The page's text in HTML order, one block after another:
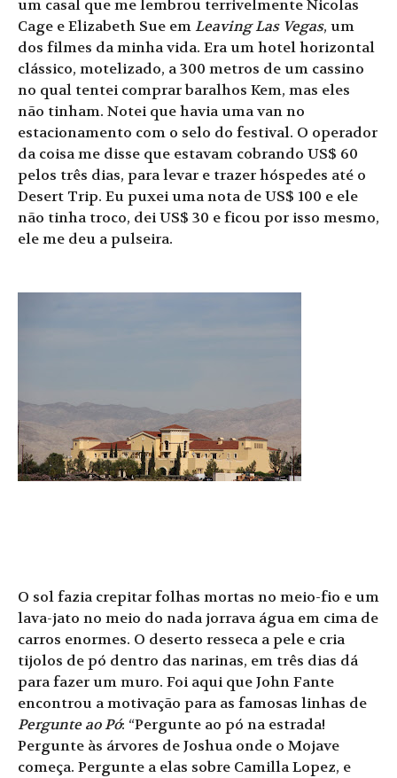
um casal que me lembrou terrivelmente Nicolas
Cage e Elizabeth Sue emLeaving Las Vegas, um
dos filmes da minha vida. Era um hotel horizontal
clássico, motelizado, a 300 metros de um cassino
no qual tentei comprar baralhos Kem, mas eles
não tinham. Notei que havia uma van no
estacionamento com o selo do festival. O operador
da coisa me disse que estavam cobrando US$ 60
pelos três dias, para levar e trazer hóspedes até o
Desert Trip. Eu puxei uma nota de US$ 100 e ele
não tinha troco, dei US$ 30 e ficou por isso mesmo,
ele me deu a pulseira.
O sol fazia crepitar folhas mortas no meio-fio e um
lava-jato no meio do nada jorrava água em cima de
carros enormes. O deserto resseca a pele e cria
tijolos de pó dentro das narinas, em três dias dá
para fazer um muro. Foi aqui que John Fante
encontrou a motivação para as famosas linhas de
Pergunte ao Pó: “Pergunte ao pó na estrada!
Pergunte às árvores de Joshua onde o Mojave
começa. Pergunte a elas sobre Camilla Lopez, e